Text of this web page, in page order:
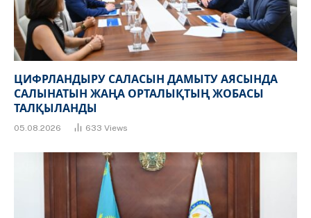
ЦИФРЛАНДЫРУ САЛАСЫН ДАМЫТУ АЯСЫНДА
САЛЫНАТЫН ЖАҢА ОРТАЛЫҚТЫҢ ЖОБАСЫ
ТАЛҚЫЛАНДЫ
05.08.2026 633 Views